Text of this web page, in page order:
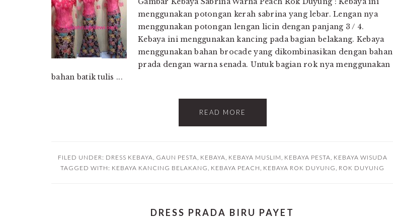
menggunakan potongan kerah sabrina yang lebar. Lengan nya
menggunakan potongan lengan licin dengan panjang 3 / 4.
Kebaya ini menggunakan kancing pada bagian belakang. Kebaya
menggunakan bahan brocade yang dikombinasikan dengan bahan
prada dengan warna senada. Untuk bagian rok nya menggunakan
bahan batik tulis ...
READ MORE
FILED UNDER: DRESS KEBAYA, GAUN PESTA, KEBAYA, KEBAYA MUSLIM, KEBAYA PESTA, KEBAYA WISUDA
TAGGED WITH: KEBAYA KANCING BELAKANG, KEBAYA PEACH, KEBAYA ROK DUYUNG, ROK DUYUNG
DRESS PRADA BIRU PAYET